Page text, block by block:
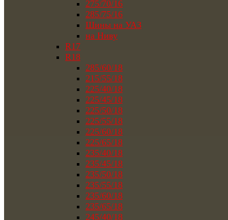
275/70/16
285/75/16
Шины на УАЗ
на Ниву
R17
R18
285/60/18
215/55/18
225/40/18
225/45/18
225/50/18
225/55/18
225/60/18
225/65/18
235/40/18
235/45/18
235/50/18
235/55/18
235/60/18
235/65/18
245/40/18